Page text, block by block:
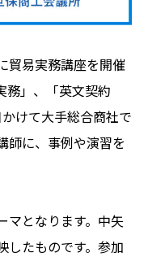
貿易実務講座を開催
務」、「英文契約
けて大手総合商社で
師に、事例や演習を
マとなります。中矢
したものです。参加